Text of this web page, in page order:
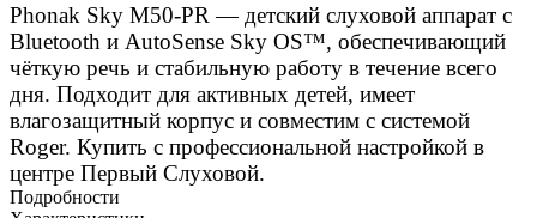
Phonak Sky M50-PR — детский слуховой аппарат с
Bluetooth и AutoSense Sky OS™, обеспечивающий
чёткую речь и стабильную работу в течение всего
дня. Подходит для активных детей, имеет
влагозащитный корпус и совместим с системой
Roger. Купить с профессиональной настройкой в
центре Первый Слуховой.
Подробности